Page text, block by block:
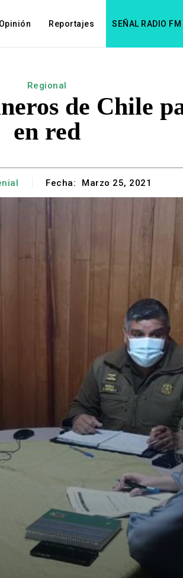
Reportajes SEÑAL RADIO FM
Regional
de Chile
en red
Fecha: Marzo 25, 2021